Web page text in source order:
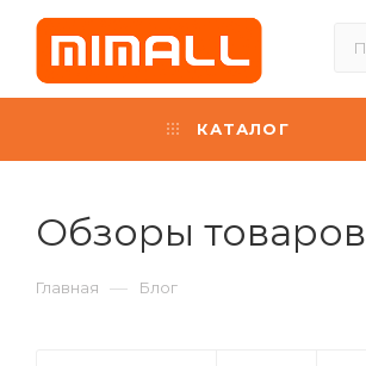
КАТАЛОГ
Обзоры товаров
Главная — Блог